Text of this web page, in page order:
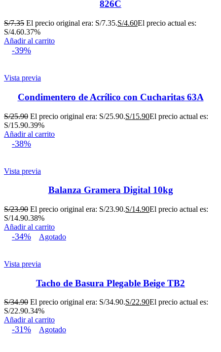
826C
S/7.35 El precio original era: S/7.35.S/4.60El precio actual es:
S/4.60.37%
Añadir al carrito
-39%
Vista previa
Condimentero de Acrílico con Cucharitas 63A
S/25.90 El precio original era: S/25.90.S/15.90El precio actual es:
S/15.90.39%
Añadir al carrito
-38%
Vista previa
Balanza Gramera Digital 10kg
S/23.90 El precio original era: S/23.90.S/14.90El precio actual es:
S/14.90.38%
Añadir al carrito
-34% Agotado
Vista previa
Tacho de Basura Plegable Beige TB2
S/34.90 El precio original era: S/34.90.S/22.90El precio actual es:
S/22.90.34%
Añadir al carrito
-31% Agotado